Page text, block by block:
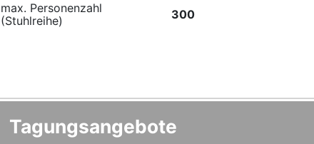
max. Personenzahl
(Stuhlreihe)
300
Tagungsangebote